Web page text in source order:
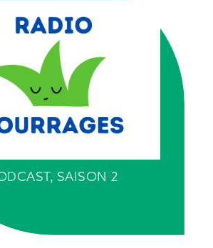
SAISON 2